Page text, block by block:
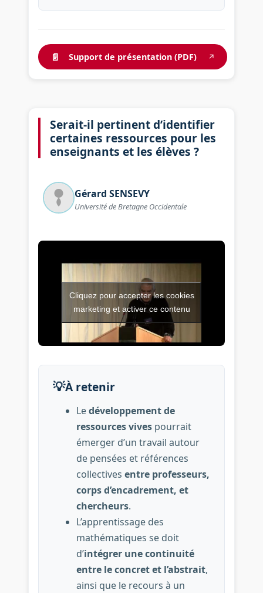
📄 Support de présentation (PDF) ↗
Serait-il pertinent d’identifier
certaines ressources pour les
enseignants et les élèves ?
Gérard SENSEVY
Université de Bretagne Occidentale
Vidéo de l’intervention :
Cliquez pour accepter les cookies
marketing et activer ce contenu
💡À retenir
Ledéveloppement de
ressources vivespourrait
émerger d’un travail autour
de pensées et références
collectives entre professeurs,
corps d’encadrement, et
chercheurs.
L’apprentissage des
mathématiques se doit
d’intégrer une continuité
entre le concret et l’abstrait,
ainsi que le recours à un